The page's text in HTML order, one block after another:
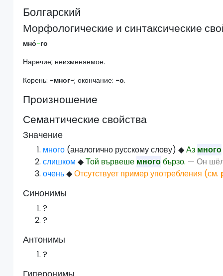
Болгарский
Морфологические и синтаксические
мно́-го
Наречие; неизменяемое.
Корень: -мног-; окончание: -о.
Произношение
Семантические свойства
Значение
много (аналогично русскому слову)◆Аз много
слишком ◆Той вървеше много бързо. — Он
очень◆Отсутствует пример употребления (см.
Синонимы
?
?
Антонимы
?